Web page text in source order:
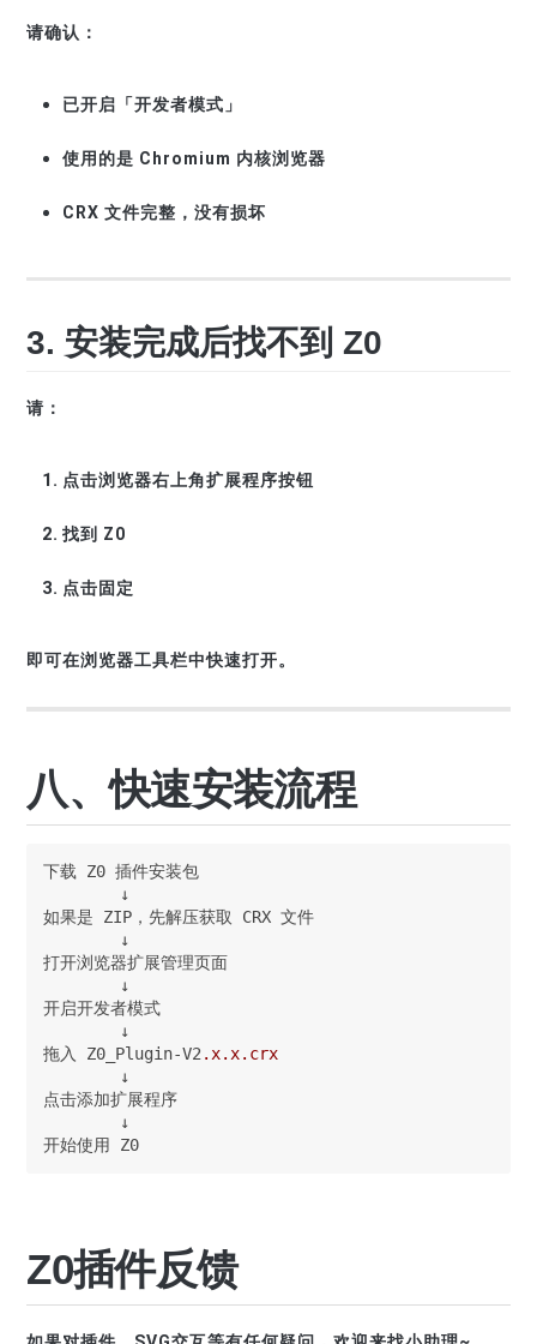
请确认：
已开启「开发者模式」
使用的是 Chromium 内核浏览器
CRX 文件完整，没有损坏
3. 安装完成后找不到 Z0
请：
点击浏览器右上角扩展程序按钮
找到 Z0
点击固定
即可在浏览器工具栏中快速打开。
八、快速安装流程
下载 Z0 插件安装包
        ↓
如果是 ZIP，先解压获取 CRX 文件
        ↓
打开浏览器扩展管理页面
        ↓
开启开发者模式
        ↓
拖入 Z0_Plugin-V2 .x.x.crx
        ↓
点击添加扩展程序
        ↓
开始使用 Z0
Z0插件反馈